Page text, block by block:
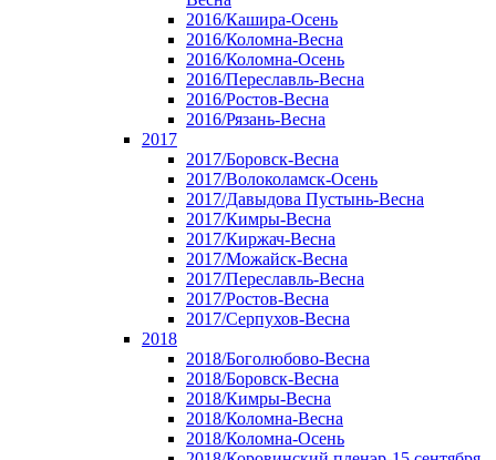
2016/Кашира-Осень
2016/Коломна-Весна
2016/Коломна-Осень
2016/Переславль-Весна
2016/Ростов-Весна
2016/Рязань-Весна
2017
2017/Боровск-Весна
2017/Волоколамск-Осень
2017/Давыдова Пустынь-Весна
2017/Кимры-Весна
2017/Киржач-Весна
2017/Можайск-Весна
2017/Переславль-Весна
2017/Ростов-Весна
2017/Серпухов-Весна
2018
2018/Боголюбово-Весна
2018/Боровск-Весна
2018/Кимры-Весна
2018/Коломна-Весна
2018/Коломна-Осень